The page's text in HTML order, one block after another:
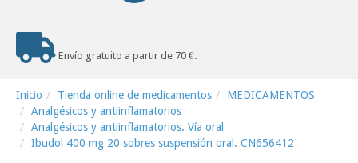
Envío gratuito a partir de 70 €.
Inicio Tienda online de medicamentos
MEDICAMENTOS
Analgésicos y antiinflamatorios
Analgésicos y antiinflamatorios. Vía oral
Ibudol 400 mg 20 sobres suspensión oral. CN656412